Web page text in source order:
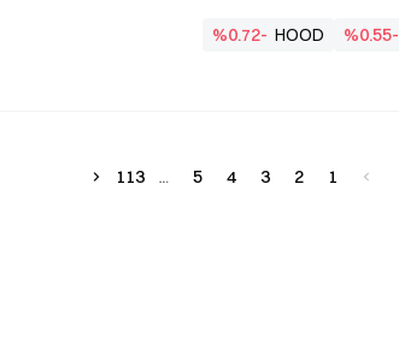
%0.55-
HOOD
%0.72-
1
2
3
4
5
113